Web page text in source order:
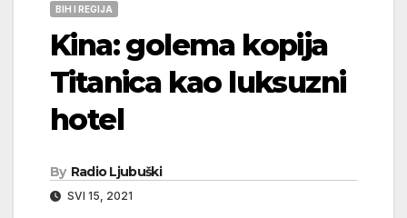
BIH I REGIJA
Kina: golema kopija
Titanica kao luksuzni
hotel
By Radio Ljubuški
SVI 15, 2021